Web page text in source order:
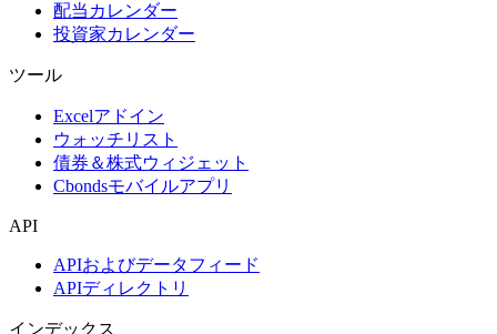
配当カレンダー
投資家カレンダー
ツール
Excelアドイン
ウォッチリスト
債券＆株式ウィジェット
Cbondsモバイルアプリ
API
APIおよびデータフィード
APIディレクトリ
インデックス